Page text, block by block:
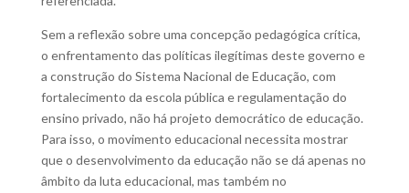
Sem a reflexão sobre uma concepção pedagógica crítica,
o enfrentamento das políticas ilegítimas deste governo e
a construção do Sistema Nacional de Educação, com
fortalecimento da escola pública e regulamentação do
ensino privado, não há projeto democrático de educação.
Para isso, o movimento educacional necessita mostrar
que o desenvolvimento da educação não se dá apenas no
âmbito da luta educacional, mas também no